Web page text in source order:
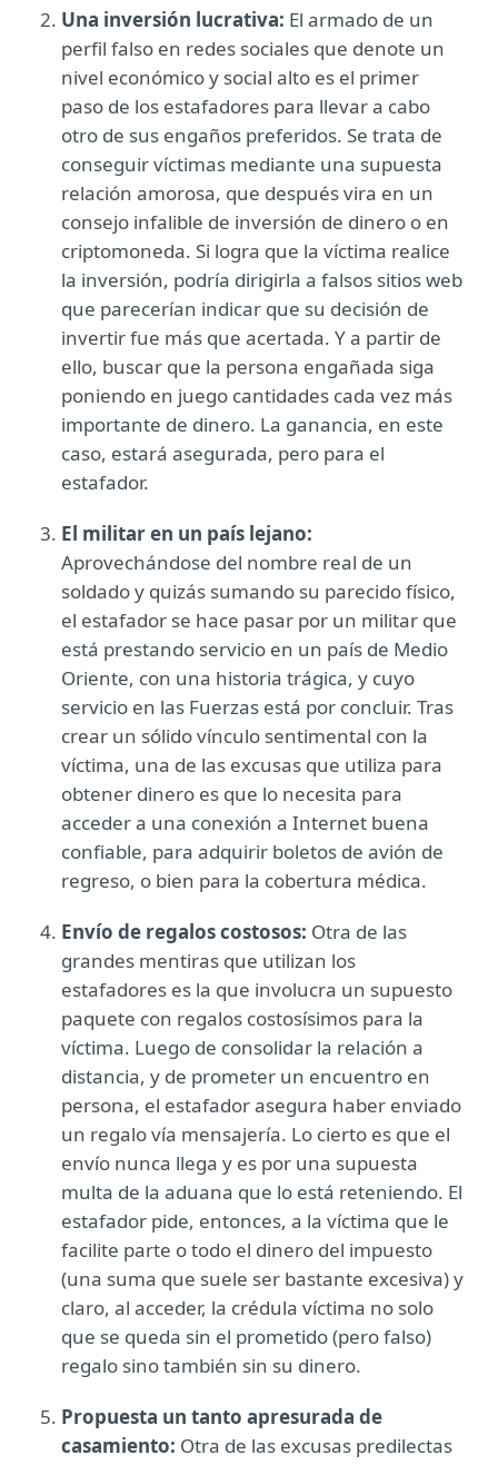
Una inversión lucrativa: El armado de un
perfil falso en redes sociales que denote un
nivel económico y social alto es el primer
paso de los estafadores para llevar a cabo
otro de sus engaños preferidos. Se trata de
conseguir víctimas mediante una supuesta
relación amorosa, que después vira en un
consejo infalible de inversión de dinero o en
criptomoneda. Si logra que la víctima realice
la inversión, podría dirigirla a falsos sitios web
que parecerían indicar que su decisión de
invertir fue más que acertada. Y a partir de
ello, buscar que la persona engañada siga
poniendo en juego cantidades cada vez más
importante de dinero. La ganancia, en este
caso, estará asegurada, pero para el
estafador.
El militar en un país lejano:
Aprovechándose del nombre real de un
soldado y quizás sumando su parecido físico,
el estafador se hace pasar por un militar que
está prestando servicio en un país de Medio
Oriente, con una historia trágica, y cuyo
servicio en las Fuerzas está por concluir. Tras
crear un sólido vínculo sentimental con la
víctima, una de las excusas que utiliza para
obtener dinero es que lo necesita para
acceder a una conexión a Internet buena
confiable, para adquirir boletos de avión de
regreso, o bien para la cobertura médica.
Envío de regalos costosos: Otra de las
grandes mentiras que utilizan los
estafadores es la que involucra un supuesto
paquete con regalos costosísimos para la
víctima. Luego de consolidar la relación a
distancia, y de prometer un encuentro en
persona, el estafador asegura haber enviado
un regalo vía mensajería. Lo cierto es que el
envío nunca llega y es por una supuesta
multa de la aduana que lo está reteniendo. El
estafador pide, entonces, a la víctima que le
facilite parte o todo el dinero del impuesto
(una suma que suele ser bastante excesiva) y
claro, al acceder, la crédula víctima no solo
que se queda sin el prometido (pero falso)
regalo sino también sin su dinero.
Propuesta un tanto apresurada de
casamiento: Otra de las excusas predilectas